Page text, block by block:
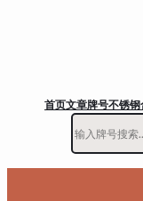
首页文章牌号不锈钢